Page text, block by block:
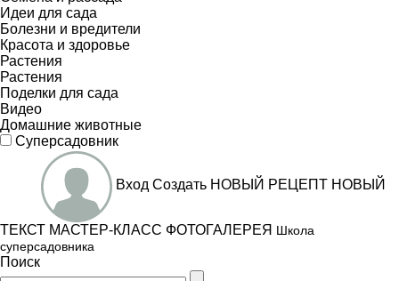
Идеи для сада
Болезни и вредители
Красота и здоровье
Растения
Растения
Поделки для сада
Видео
Домашние животные
Суперсадовник
Вход Создать НОВЫЙ РЕЦЕПТ НОВЫЙ
ТЕКСТ МАСТЕР-КЛАСС ФОТОГАЛЕРЕЯ Школа
суперсадовника
Поиск